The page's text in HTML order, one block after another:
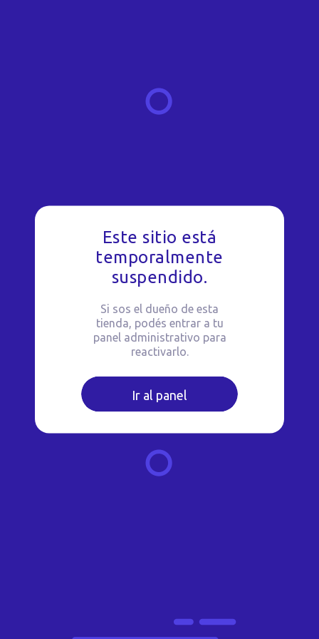
Este sitio está
temporalmente
suspendido.
Si sos el dueño de esta
tienda, podés entrar a tu
panel administrativo para
reactivarlo.
Ir al panel